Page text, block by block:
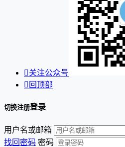
关注公众号
 回顶部
切换注册登录
用户名或邮箱
找回密码 密码